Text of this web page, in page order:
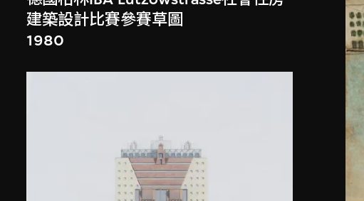
建築設計比賽參賽草圖
1980